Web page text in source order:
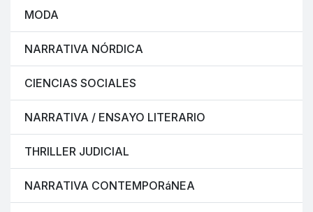
MODA
NARRATIVA NÓRDICA
CIENCIAS SOCIALES
NARRATIVA / ENSAYO LITERARIO
THRILLER JUDICIAL
NARRATIVA CONTEMPORáNEA